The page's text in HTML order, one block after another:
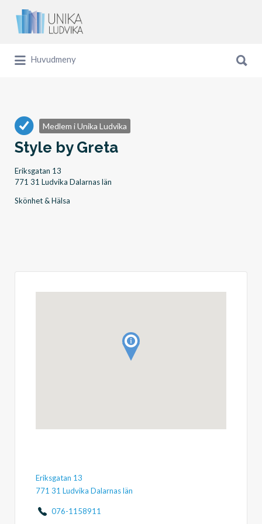
Sök
efter:
Huvudmeny
efter:
Medlem i Unika Ludvika
Style by Greta
Eriksgatan 13
771 31 Ludvika Dalarnas län
Skönhet & Hälsa
Eriksgatan 13
771 31 Ludvika Dalarnas län
076-1158911